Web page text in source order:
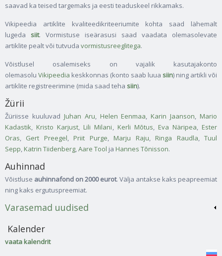
saavad ka teised targemaks ja eesti teaduskeel rikkamaks.
Vikipeedia artiklite kvaliteedikriteeriumite kohta saad lähemalt
lugeda siit. Vormistuse iseärasusi saad vaadata olemasolevate
artiklite pealt või tutvuda vormistusreeglitega.
Võistlusel osalemiseks on vajalik kasutajakonto
olemasolu Vikipeedia keskkonnas (konto saab luua siin) ning artikli või
artiklite registreerimine (mida saad teha siin).
Žürii
Žüriisse kuuluvad Juhan Aru, Helen Eenmaa, Karin Jaanson, Mario
Kadastik, Kristo Karjust, Lili Milani, Kerli Mõtus, Eva Näripea, Ester
Oras, Gert Preegel, Priit Purge, Marju Raju, Ringa Raudla,Tuul
Sepp, Katrin Tiidenberg,Aare Tool ja Hannes Tõnisson.
Auhinnad
Võistluse auhinnafond on 2000 eurot. Välja antakse kaks peapreemiat
ning kaks ergutuspreemiat.
Varasemad uudised
Kalender
vaata kalendrit